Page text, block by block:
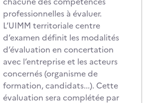
professionnelles à évaluer.
L’UIMM territoriale centre
d’examen définit les modalités
d’évaluation en concertation
avec l’entreprise et les acteurs
concernés (organisme de
formation, candidats...). Cette
évaluation sera complétée par